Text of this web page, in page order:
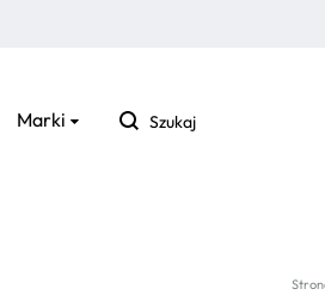
Marki Szukaj